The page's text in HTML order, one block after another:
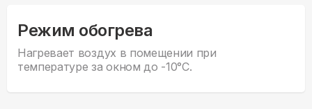
Режим обогрева
Нагревает воздух в помещении при
температуре за окном до -10°С.